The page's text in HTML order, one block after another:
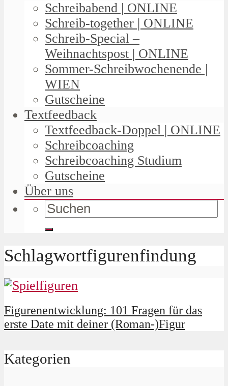
Schreibabend | ONLINE
Schreib-together | ONLINE
Schreib-Special –
Weihnachtspost | ONLINE
Sommer-Schreibwochenende |
WIEN
Gutscheine
Textfeedback
Textfeedback-Doppel | ONLINE
Schreibcoaching
Schreibcoaching Studium
Gutscheine
Über uns
Schlagwortfigurenfindung
Figurenentwicklung: 101 Fragen für das
erste Date mit deiner (Roman-)Figur
Kategorien